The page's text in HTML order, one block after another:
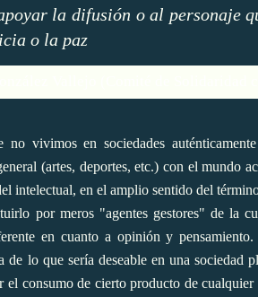
la difusión o al personaje
o la paz
vivimos en sociedades
(artes, deportes, etc.) con el mundo
intelectual, en el amplio sentido del
por meros "agentes gestores" de la
en cuanto a opinión y pensamiento.
lo que sería deseable en una sociedad
consumo de cierto producto de cualquier